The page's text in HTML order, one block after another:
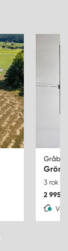
Gråbo
3 rok
2 995